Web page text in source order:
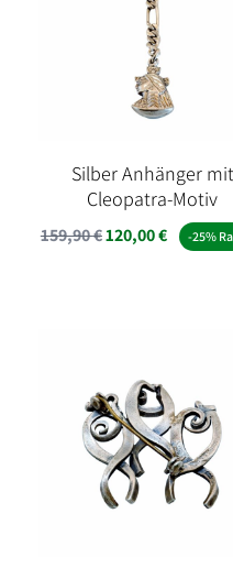
Silber Anhänger mit
Cleopatra-Motiv
159,90€Ursprünglicher
120,00€ -25%